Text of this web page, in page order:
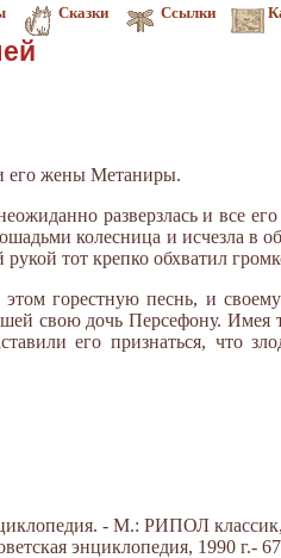
Сказки Ссылки
его жены Метаниры.
разверзлась и все
колесница и исчезла в
рукой тот крепко обхватил
горестную песнь, и
свою дочь Персефону. Имея
его признаться, что
- М.: РИПОЛ классик,
энциклопедия, 1990 г.-